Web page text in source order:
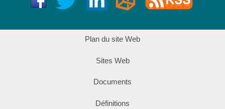
Plan du site Web
Sites Web
Documents
Définitions